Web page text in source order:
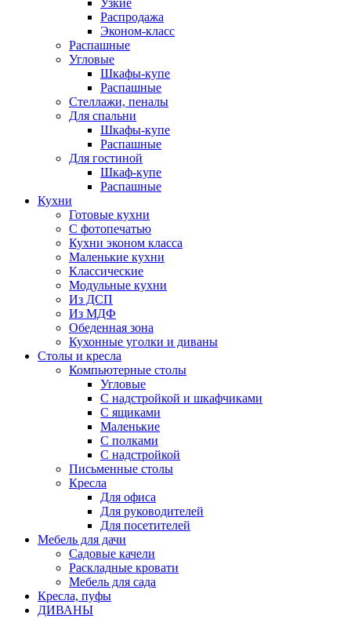
Узкие
Распродажа
Эконом-класс
Распашные
Угловые
Шкафы-купе
Распашные
Стеллажи, пеналы
Для спальни
Шкафы-купе
Распашные
Для гостиной
Шкаф-купе
Распашные
Кухни
Готовые кухни
С фотопечатью
Кухни эконом класса
Маленькие кухни
Классические
Модульные кухни
Из ДСП
Из МДФ
Обеденная зона
Кухонные уголки и диваны
Столы и кресла
Компьютерные столы
Угловые
С надстройкой и шкафчиками
С ящиками
Маленькие
С полками
С надстройкой
Письменные столы
Кресла
Для офиса
Для руководителей
Для посетителей
Мебель для дачи
Садовые качели
Раскладные кровати
Мебель для сада
Кресла, пуфы
ДИВАНЫ